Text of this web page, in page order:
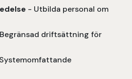
- Utbilda personal om
driftsättning för